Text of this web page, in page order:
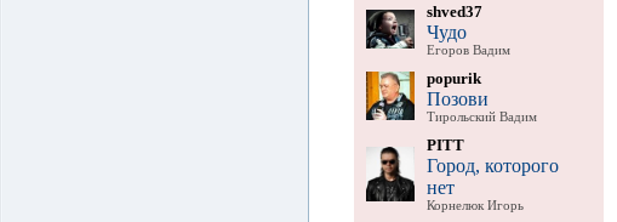
shved37
Чудо
Егоров Вадим
popurik
Позови
Тирольский Вадим
PITT
Город, которого
нет
Корнелюк Игорь